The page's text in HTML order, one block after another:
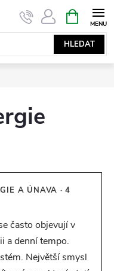
HLEDAT
NÁKUPNÍ
KOŠÍK
A ÚNAVA · 4
často objevují v
a denní tempo.
Největší smysl